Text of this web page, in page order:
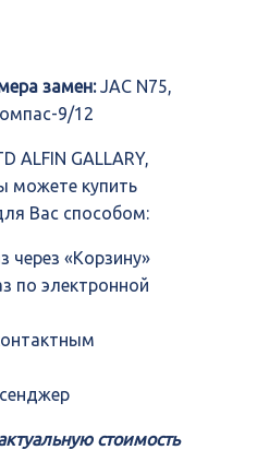
замен:JAC N75,
9/12
ALFIN GALLARY,
можете купить
Вас способом:
через «Корзину»
по электронной
стоимость